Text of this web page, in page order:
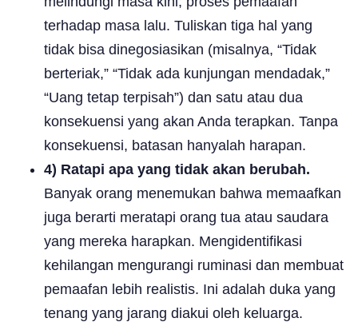
terhadap masa lalu. Tuliskan tiga hal yang
tidak bisa dinegosiasikan (misalnya, “Tidak
berteriak,” “Tidak ada kunjungan mendadak,”
“Uang tetap terpisah”) dan satu atau dua
konsekuensi yang akan Anda terapkan. Tanpa
konsekuensi, batasan hanyalah harapan.
4) Ratapi apa yang tidak akan berubah.
Banyak orang menemukan bahwa memaafkan
juga berarti meratapi orang tua atau saudara
yang mereka harapkan. Mengidentifikasi
kehilangan mengurangi ruminasi dan membuat
pemaafan lebih realistis. Ini adalah duka yang
tenang yang jarang diakui oleh keluarga.